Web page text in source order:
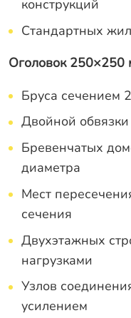
конструкций
Стандартных
Оголовок 250×250
Бруса сечением
Двойной
Бревенчатых
диаметра
Мест
сечения
Двухэтажных
нагрузками
Узлов
усилением